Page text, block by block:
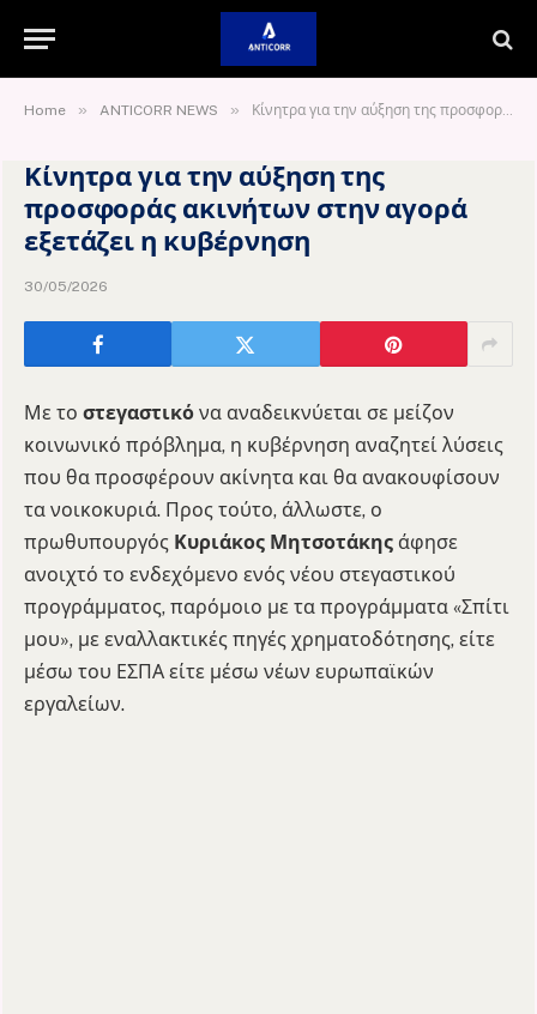
Home » ANTICORR NEWS » Κίνητρα για την αύξηση της προσφοράς ακινήτων στην αγορά εξετάζει η κυβέρνηση
Κίνητρα για την αύξηση της
προσφοράς ακινήτων στην αγορά
εξετάζει η κυβέρνηση
30/05/2026
Με το στεγαστικό να αναδεικνύεται σε μείζον
κοινωνικό πρόβλημα, η κυβέρνηση αναζητεί λύσεις
που θα προσφέρουν ακίνητα και θα ανακουφίσουν
τα νοικοκυριά. Προς τούτο, άλλωστε, ο
πρωθυπουργός Κυριάκος Μητσοτάκης άφησε
ανοιχτό το ενδεχόμενο ενός νέου στεγαστικού
προγράμματος, παρόμοιο με τα προγράμματα «Σπίτι
μου», με εναλλακτικές πηγές χρηματοδότησης, είτε
μέσω του ΕΣΠΑ είτε μέσω νέων ευρωπαϊκών
εργαλείων.